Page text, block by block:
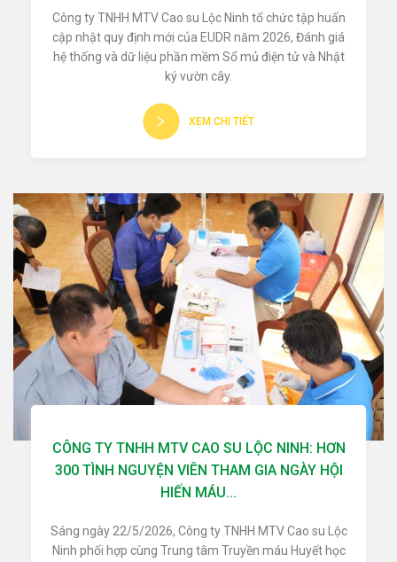
Công ty TNHH MTV Cao su Lộc Ninh tổ chức tập huấn
cập nhật quy định mới của EUDR năm 2026, Đánh giá
hệ thống và dữ liệu phần mềm Sổ mủ điện tử và Nhật
ký vườn cây.
XEM CHI TIẾT
CÔNG TY TNHH MTV CAO SU LỘC NINH: HƠN
300 TÌNH NGUYỆN VIÊN THAM GIA NGÀY HỘI
HIẾN MÁU...
Sáng ngày 22/5/2026, Công ty TNHH MTV Cao su Lộc
Ninh phối hợp cùng Trung tâm Truyền máu Huyết học